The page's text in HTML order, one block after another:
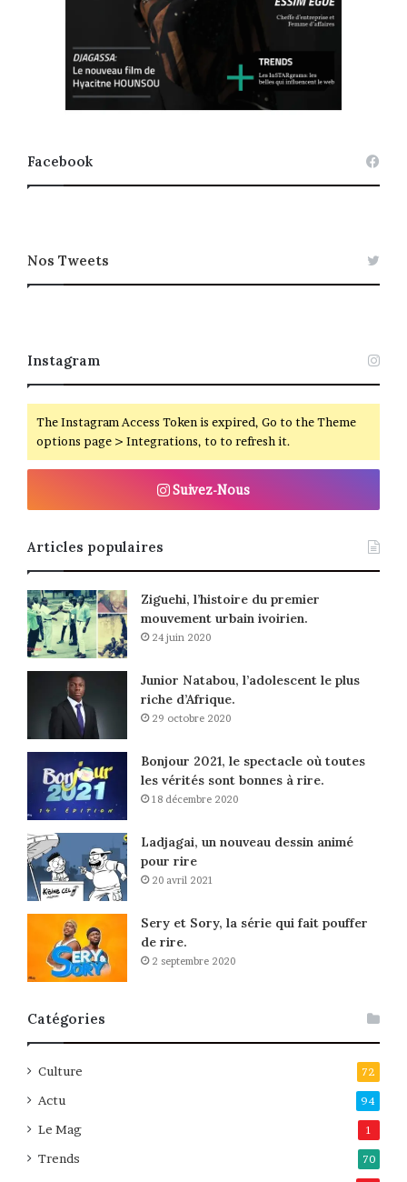
Facebook
Nos Tweets
Instagram
The Instagram Access Token is expired, Go to the Theme
options page > Integrations, to to refresh it.
Suivez-Nous
Articles populaires
Ziguehi, l’histoire du premier
mouvement urbain ivoirien.
24 juin 2020
Junior Natabou, l’adolescent le plus
riche d’Afrique.
29 octobre 2020
Bonjour 2021, le spectacle où toutes
les vérités sont bonnes à rire.
18 décembre 2020
Ladjagai, un nouveau dessin animé
pour rire
20 avril 2021
Sery et Sory, la série qui fait pouffer
de rire.
2 septembre 2020
Catégories
Culture 72
Actu 94
Le Mag 1
Trends 70